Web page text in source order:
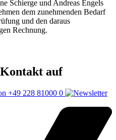
Schierge und Andreas Engels
dem zunehmenden Bedarf
und den daraus
Rechnung.
auf
+49 228 81000 0